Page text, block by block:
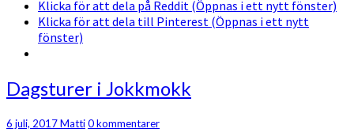
Klicka för att dela på Reddit (Öppnas i ett nytt fönster)
Klicka för att dela till Pinterest (Öppnas i ett nytt
fönster)
Dagsturer
iDagsturer i Jokkmokk
6 juli, 2017MattiKommentarer
0 kommentarer